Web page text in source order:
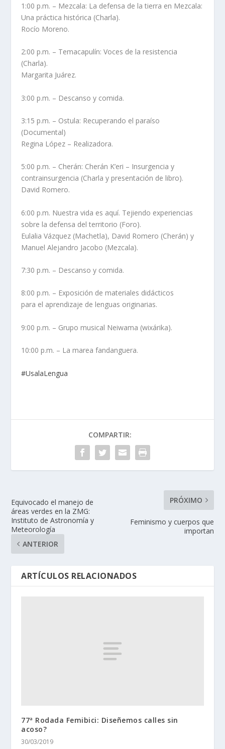
1:00 p.m. – Mezcala: La defensa de la tierra en Mezcala:
Una práctica histórica (Charla).
Rocío Moreno.
2:00 p.m. – Temacapulín: Voces de la resistencia
(Charla).
Margarita Juárez.
3:00 p.m. – Descanso y comida.
3:15 p.m. – Ostula: Recuperando el paraíso
(Documental)
Regina López – Realizadora.
5:00 p.m. – Cherán: Cherán K’eri – Insurgencia y
contrainsurgencia (Charla y presentación de libro).
David Romero.
6:00 p.m. Nuestra vida es aquí. Tejiendo experiencias
sobre la defensa del territorio (Foro).
Eulalia Vázquez (Machetla), David Romero (Cherán) y
Manuel Alejandro Jacobo (Mezcala).
7:30 p.m. – Descanso y comida.
8:00 p.m. – Exposición de materiales didácticos
para el aprendizaje de lenguas originarias.
9:00 p.m. – Grupo musical Neiwama (wixárika).
10:00 p.m. – La marea fandanguera.
#UsalaLengua
COMPARTIR:
Equivocado el manejo de
áreas verdes en la ZMG:
Instituto de Astronomía y
Meteorología
ANTERIOR
PRÓXIMO
Feminismo y cuerpos que
importan
ARTÍCULOS RELACIONADOS
77ª Rodada Femibici: Diseñemos calles sin
acoso?
30/03/2019